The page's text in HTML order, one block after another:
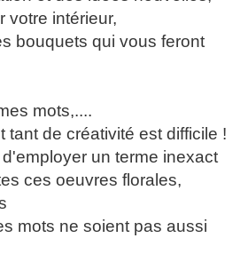
votre intérieur,
bouquets qui vous feront
mots,....
tant de créativité est difficile !
un terme inexact
ces oeuvres florales,
mots ne soient pas aussi